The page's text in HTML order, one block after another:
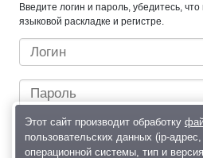
Введите логин и пароль, убедитесь,
языковой раскладке и регистре.
Этот сайт производит обработку
пользовательских данных (ip-
операционной системы, тип и